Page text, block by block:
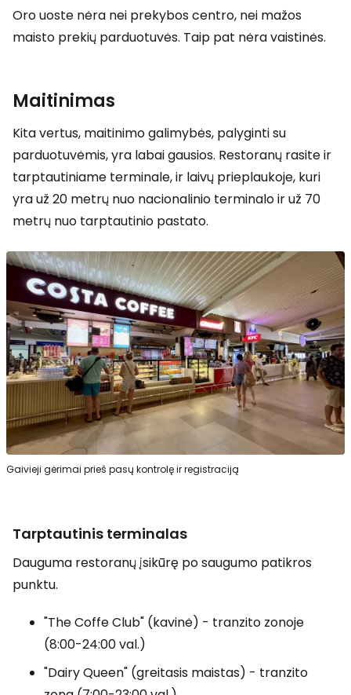
Oro uoste nėra nei prekybos centro, nei mažos
maisto prekių parduotuvės. Taip pat nėra vaistinės.
Maitinimas
Kita vertus, maitinimo galimybės, palyginti su
parduotuvėmis, yra labai gausios. Restoranų rasite ir
tarptautiniame terminale, ir laivų prieplaukoje, kuri
yra už 20 metrų nuo nacionalinio terminalo ir už 70
metrų nuo tarptautinio pastato.
Gaivieji gėrimai prieš pasų kontrolę ir registraciją
Tarptautinis terminalas
Dauguma restoranų įsikūrę po saugumo patikros
punktu.
"The Coffe Club" (kavinė) - tranzito zonoje
(8:00-24:00 val.)
"Dairy Queen" (greitasis maistas) - tranzito